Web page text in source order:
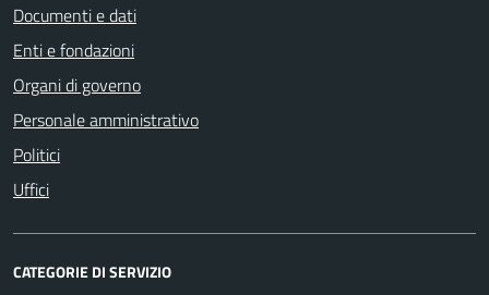
Documenti e dati
Enti e fondazioni
Organi di governo
Personale amministrativo
Politici
Uffici
CATEGORIE DI SERVIZIO